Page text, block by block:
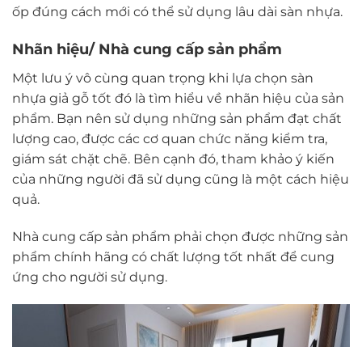
ốp đúng cách mới có thể sử dụng lâu dài sàn nhựa.
Nhãn hiệu/ Nhà cung cấp sản phẩm
Một lưu ý vô cùng quan trọng khi lựa chọn sàn
nhựa giả gỗ tốt đó là tìm hiểu về nhãn hiệu của sản
phẩm. Bạn nên sử dụng những sản phẩm đạt chất
lượng cao, được các cơ quan chức năng kiểm tra,
giám sát chặt chẽ. Bên cạnh đó, tham khảo ý kiến
của những người đã sử dụng cũng là một cách hiệu
quả.
Nhà cung cấp sản phẩm phải chọn được những sản
phẩm chính hãng có chất lượng tốt nhất để cung
ứng cho người sử dụng.